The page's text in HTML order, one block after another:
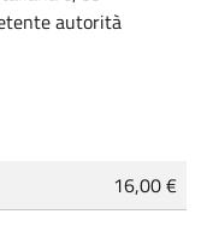
autorità
16,00 €